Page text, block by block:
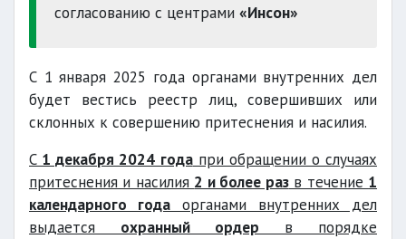
согласованию с центрами «Инсон»
С 1 января 2025 года органами внутренних дел
будет вестись реестр лиц, совершивших или
склонных к совершению притеснения и насилия.
С 1 декабря 2024 годапри обращении о случаях
притеснения и насилия 2 и более разв течение 1
календарного года органами внутренних дел
выдается охранный ордер в порядке